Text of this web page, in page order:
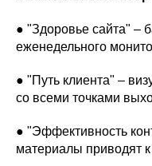
● "Здоровье сайта" –
еженедельного
● "Путь клиента" –
со всеми точками
● "Эффективность
материалы приводят